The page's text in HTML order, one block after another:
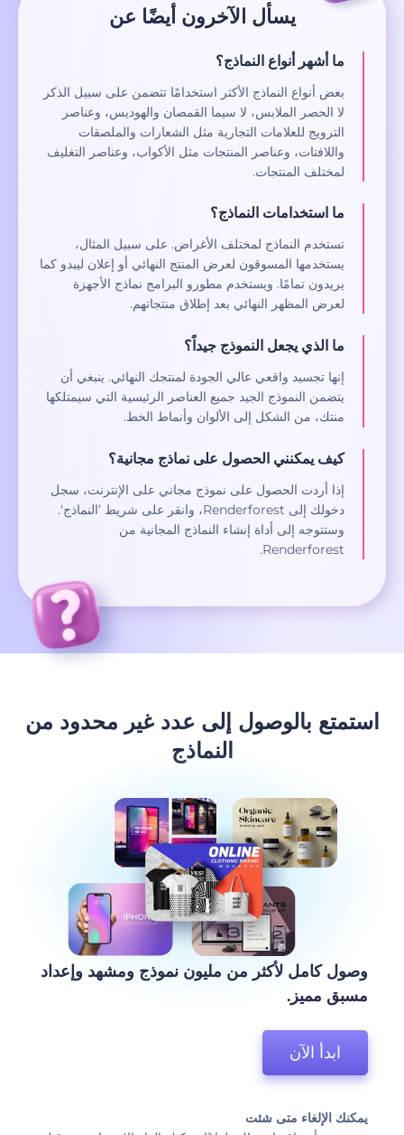
يسأل الآخرون أيضًا عن
ما أشهر أنواع النماذج؟
بعض أنواع النماذج الأكثر استخدامًا تتضمن على سبيل الذكر
لا الحصر الملابس، لا سيما القمصان والهوديس، وعناصر
الترويج للعلامات التجارية مثل الشعارات والملصقات
واللافتات، وعناصر المنتجات مثل الأكواب، وعناصر التغليف
لمختلف المنتجات.
ما استخدامات النماذج؟
تستخدم النماذج لمختلف الأغراض. على سبيل المثال،
يستخدمها المسوقون لعرض المنتج النهائي أو إعلان ليبدو كما
يريدون تمامًا. ويستخدم مطورو البرامج نماذج الأجهزة
لعرض المظهر النهائي بعد إطلاق منتجاتهم.
ما الذي يجعل النموذج جيداً؟
إنها تجسيد واقعي عالي الجودة لمنتجك النهائي. ينبغي أن
يتضمن النموذج الجيد جميع العناصر الرئيسية التي سيمتلكها
منتك، من الشكل إلى الألوان وأنماط الخط.
كيف يمكنني الحصول على نماذج مجانية؟
إذا أردت الحصول على نموذج مجاني على الإنترنت، سجل
دخولك إلى Renderforest، وانقر على شريط ’النماذج‘.
وستتوجه إلى أداة إنشاء النماذج المجانية من
Renderforest.
استمتع بالوصول إلى عدد غير محدود من
النماذج
وصول كامل لأكثر من مليون نموذج ومشهد وإعداد
مسبق مميز.
ابدأ الآن
يمكنك الإلغاء متى شئت